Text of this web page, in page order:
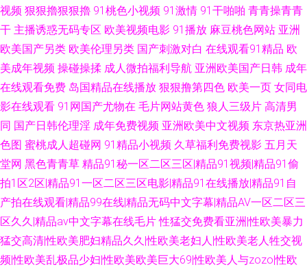
视频 狠狠擼狠狠擼 91桃色小视频 91激情 91干啪啪 青青操青青
干 主播诱惑无码专区 欧美视频电影 91播放 麻豆桃色网站 亚洲
欧美国产另类 欧美伦理另类 国产刺激对白 在线观看91精品 欧
美成年视频 操碰操揉 成人微拍福利导航 亚洲欧美国产日韩 成年
在线观看免费 岛国精品在线播放 狠狠撸第四色 欧美一页 女同电
影在线观看 91网国产尤物在 毛片网站黄色 狼人三级片 高清男
同 国产日韩伦理淫 成年免费视频 亚洲欧美中文视频 东京热亚洲
色图 蜜桃成人超碰网 91精品小视频 久草福利免费视影 五月天
堂网 黑色青青草 精品91秘一区二区三区|精品91视频|精品91偷
拍1区2区|精品91一区二区三区电影|精品91在线播放|精品91自
产拍在线观看|精品99在线|精品无码中文字幕|精品AV一区二区三
区久久|精品av中文字幕在线毛片 性猛交免费看亚洲|性欧美暴力
猛交高清|性欧美肥妇精品久久|性欧美老妇人|性欧美老人牲交视
频|性欧美乱极品少妇|性欧美欧美巨大69|性欧美人与zozo|性欧